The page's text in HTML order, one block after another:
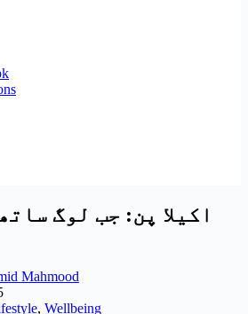
اکیلا پن: جب لوگ
Mahmood
, Wellbeing